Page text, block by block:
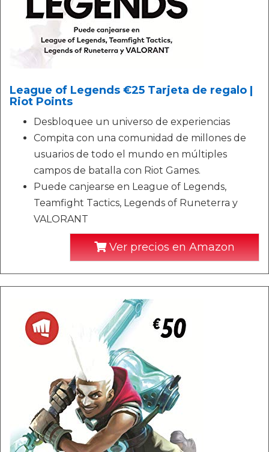
League of Legends €25 Tarjeta de regalo |
Riot Points
Desbloquee un universo de experiencias
Compita con una comunidad de millones de
usuarios de todo el mundo en múltiples
campos de batalla con Riot Games.
Puede canjearse en League of Legends,
Teamfight Tactics, Legends of Runeterra y
VALORANT
Ver precios en Amazon